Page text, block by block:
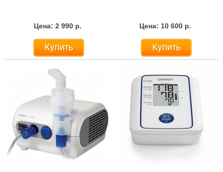
Цена: 2 990 р.
Купить
Цена: 10 600 р.
Купить